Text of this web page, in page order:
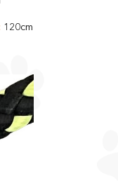
120cm